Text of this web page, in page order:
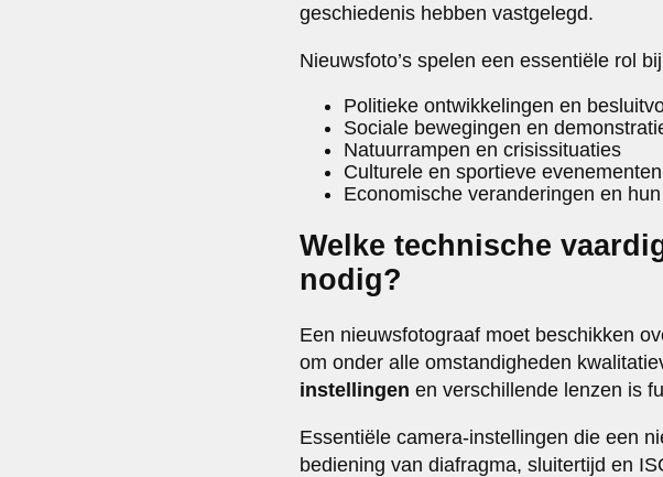
geschiedenis hebben vastgelegd.
Nieuwsfoto’s spelen een essentiële rol
Politieke ontwikkelingen en
Sociale bewegingen en
Natuurrampen en crisissituaties
Culturele en sportieve evenementen
Economische veranderingen en
Welke technische
nodig?
Een nieuwsfotograaf moet beschikken
om onder alle omstandigheden
instellingen en verschillende lenzen is
Essentiële camera-instellingen die een
bediening van diafragma, sluitertijd en